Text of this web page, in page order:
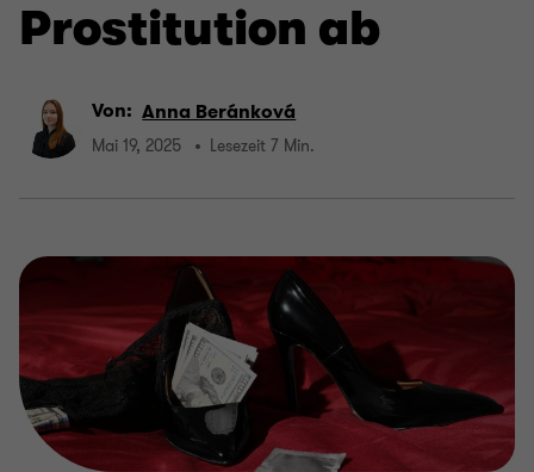
Prostitution ab
Von: Anna Beránková
Mai 19, 2025 Lesezeit 7 Min.